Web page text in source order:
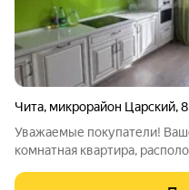
Чита, микрорайон Царский,8
Уважаемые покупатели!
комнатная квартира,
данная квартира для людей